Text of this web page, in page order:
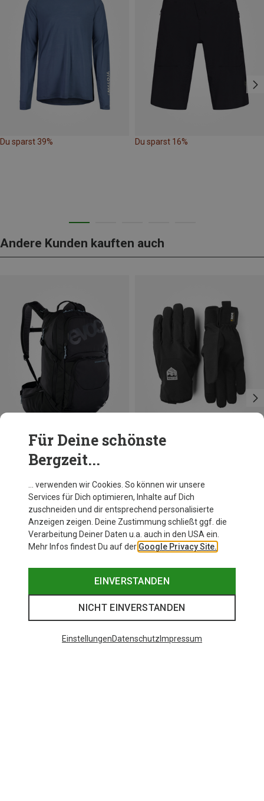
Du sparst 39% Du sparst 16%
Andere Kunden kauften auch
Du sparst 18%
Für Deine schönste
Bergzeit...
… verwenden wir Cookies. So können wir unsere
Services für Dich optimieren, Inhalte auf Dich
zuschneiden und dir entsprechend personalisierte
Anzeigen zeigen. Deine Zustimmung schließt ggf. die
Verarbeitung Deiner Daten u.a. auch in den USA ein.
Mehr Infos findest Du auf der Google Privacy Site.
EINVERSTANDEN
NICHT EINVERSTANDEN
EinstellungenDatenschutz Impressum